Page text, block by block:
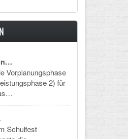
Vorplanungsphase
2) für
Schulfest